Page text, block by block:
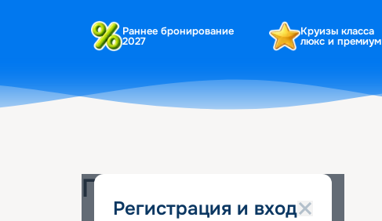
Раннее бронирование
2027
Круизы класса
люкс и премиум
Регистрация и вход
Популярные круизы